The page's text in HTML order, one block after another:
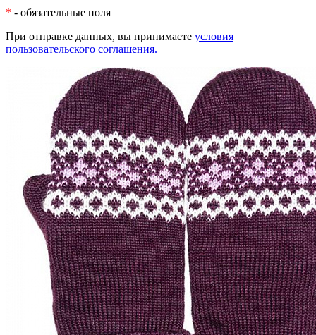
* - обязательные поля
При отправке данных, вы принимаете условия
пользовательского соглашения.